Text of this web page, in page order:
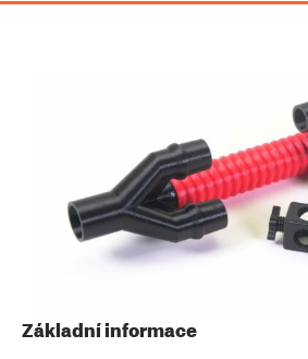
Základní informace